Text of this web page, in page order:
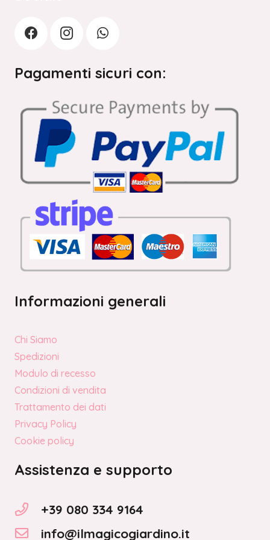
Pagamenti sicuri con:
Informazioni generali
Chi Siamo
Spedizioni
Modulo di recesso
Condizioni di vendita
Trattamento dei dati
Privacy Policy
Cookie policy
Assistenza e supporto
+39 080 334 9164
info@ilmagicogiardino.it